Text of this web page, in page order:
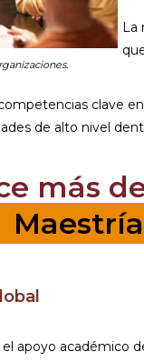
La
clave
de alto nivel
más
apoyo académico